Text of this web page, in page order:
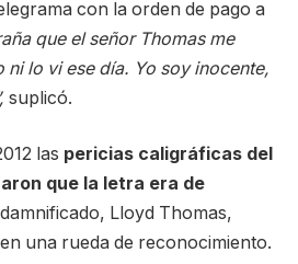
con la orden de pago a
que el señor Thomas me
ni lo vi ese día. Yo soy inocente,
suplicó.
las pericias caligráficas del
que la letra era de
damnificado, Lloyd Thomas,
una rueda de reconocimiento.